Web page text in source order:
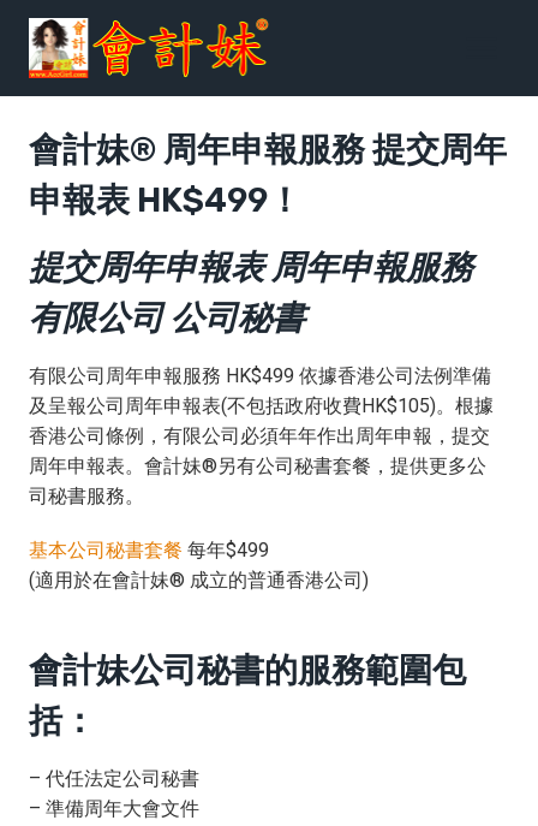
會計妹® 周年申報服務 提交周年
申報表 HK$499！
提交周年申報表 周年申報服務
有限公司 公司秘書
有限公司周年申報服務 HK$499 依據香港公司法例準備
及呈報公司周年申報表(不包括政府收費HK$105)。根據
香港公司條例，有限公司必須年年作出周年申報，提交
周年申報表。會計妹®另有公司秘書套餐，提供更多公
司秘書服務。
基本公司秘書套餐 每年$499
(適用於在會計妹® 成立的普通香港公司)
會計妹公司秘書的服務範圍包
括：
– 代任法定公司秘書
– 準備周年大會文件